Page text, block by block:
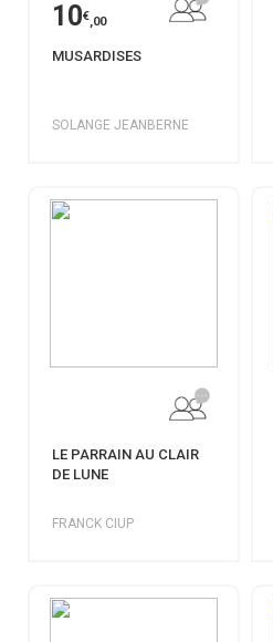
10€,00
MUSARDISES
SOLANGE JEANBERNE
LE PARRAIN AU CLAIR
DE LUNE
FRANCK CIUP